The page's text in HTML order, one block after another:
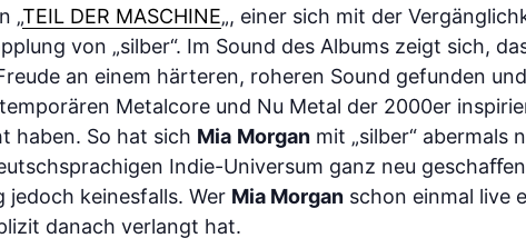
„TEIL DER MASCHINE„, einer sich mit der
von „silber“. Im Sound des Albums zeigt sich,
an einem härteren, roheren Sound gefunden
Metalcore und Nu Metal der 2000er
haben. So hat sich Mia Morgan mit „silber“ abermals
Indie-Universum ganz neu
keinesfalls. Wer Mia Morgan schon einmal live
danach verlangt hat.